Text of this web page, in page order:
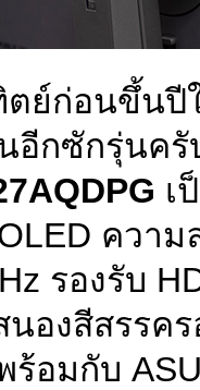
ย์ก่อนขึ้นปี
อีกซักรุ่นค
เ
ความ
รองรับ
องสีสรรค
ร้อมกับ